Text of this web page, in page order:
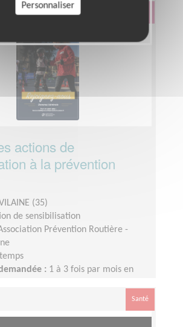
Éducation & Formation
actions de
à la prévention
VILAINE (35)
de sensibilisation
Prévention Routière -
: 1 à 3 fois par mois en
Santé
Personnaliser